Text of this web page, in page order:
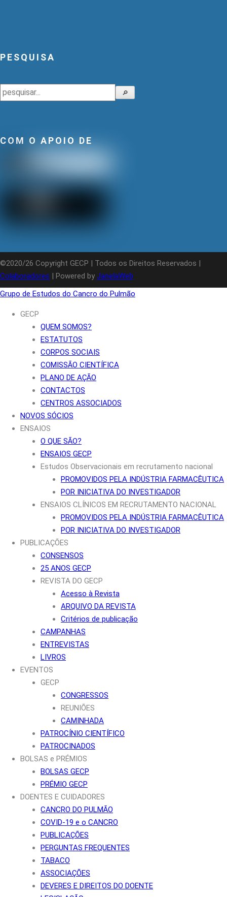
PESQUISA
Pesquisar 🔎
COM O APOIO DE
©2020/26 Copyright GECP | Todos os Direitos Reservados |
Colaboradores | Powered by JanelaWeb
Grupo de Estudos do Cancro do Pulmão
GECP
QUEM SOMOS?
ESTATUTOS
CORPOS SOCIAIS
COMISSÃO CIENTÍFICA
PLANO DE AÇÃO
CONTACTOS
CENTROS ASSOCIADOS
NOVOS SÓCIOS
ENSAIOS
O QUE SÃO?
ENSAIOS GECP
Estudos Observacionais em recrutamento nacional
PROMOVIDOS PELA INDÚSTRIA FARMACÊUTICA
POR INICIATIVA DO INVESTIGADOR
ENSAIOS CLÍNICOS EM RECRUTAMENTO NACIONAL
PROMOVIDOS PELA INDÚSTRIA FARMACÊUTICA
POR INICIATIVA DO INVESTIGADOR
PUBLICAÇÕES
CONSENSOS
25 ANOS GECP
REVISTA DO GECP
Acesso à Revista
ARQUIVO DA REVISTA
Critérios de publicação
CAMPANHAS
ENTREVISTAS
LIVROS
EVENTOS
GECP
CONGRESSOS
REUNIÕES
CAMINHADA
PATROCÍNIO CIENTÍFICO
PATROCINADOS
BOLSAS e PRÉMIOS
BOLSAS GECP
PRÉMIO GECP
DOENTES E CUIDADORES
CANCRO DO PULMÃO
COVID-19 e o CANCRO
PUBLICAÇÕES
PERGUNTAS FREQUENTES
TABACO
ASSOCIAÇÕES
DEVERES E DIREITOS DO DOENTE